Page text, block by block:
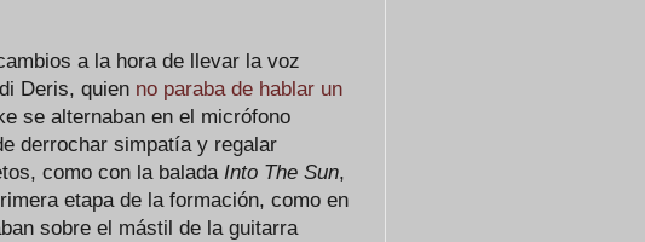
a la hora de llevar la voz
Deris, quien no paraba de hablar un
se alternaban en el micrófono
derrochar simpatía y regalar
como con la balada Into The Sun,
etapa de la formación, como en
sobre el mástil de la guitarra